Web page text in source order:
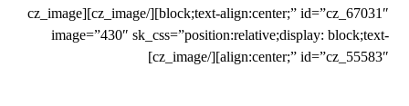
block;text-align:center;” id=”cz_67031″][/cz_image][cz_image
image=”430″ sk_css=”position:relative;display: block;text-
align:center;” id=”cz_55583″][/cz_image]